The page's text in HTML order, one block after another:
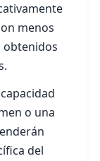
menos
obtenidos
o una
del